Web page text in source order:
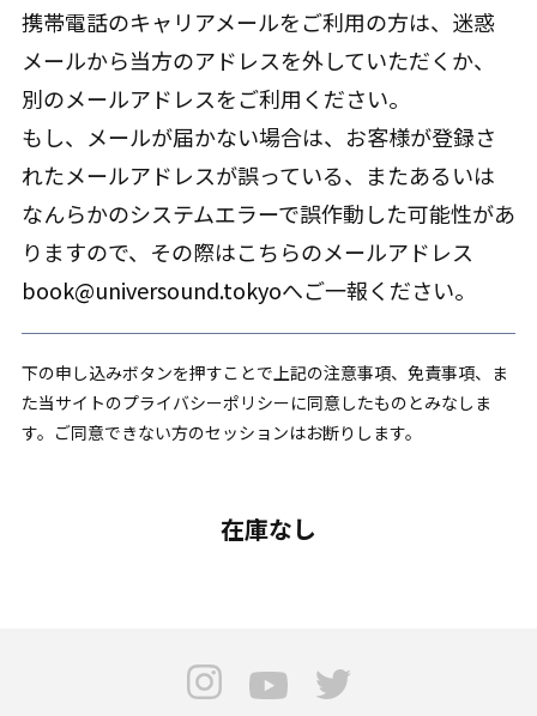
携帯電話のキャリアメールをご利用の方は、迷惑
メールから当方のアドレスを外していただくか、
別のメールアドレスをご利用ください。
もし、メールが届かない場合は、お客様が登録さ
れたメールアドレスが誤っている、またあるいは
なんらかのシステムエラーで誤作動した可能性があ
りますので、その際はこちらのメールアドレス
book@universound.tokyoへご一報ください。
下の申し込みボタンを押すことで上記の注意事項、免責事項、ま
た当サイトのプライバシーポリシーに同意したものとみなしま
す。ご同意できない方のセッションはお断りします。
在庫なし